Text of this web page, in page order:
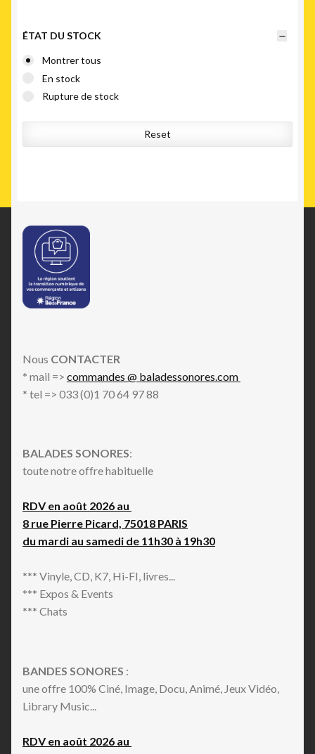
ÉTAT DU STOCK
Montrer tous
En stock
Rupture de stock
Reset
Nous CONTACTER
* mail => commandes @ baladessonores.com
* tel => 033 (0)1 70 64 97 88
BALADES SONORES:
toute notre offre habituelle
RDV en août 2026 au
8 rue Pierre Picard, 75018 PARIS
du mardi au samedi de 11h30 à 19h30
*** Vinyle, CD, K7, Hi-FI, livres...
*** Expos & Events
*** Chats
BANDES SONORES :
une offre 100% Ciné, Image, Docu, Animé, Jeux Vidéo,
Library Music...
RDV en août 2026 au